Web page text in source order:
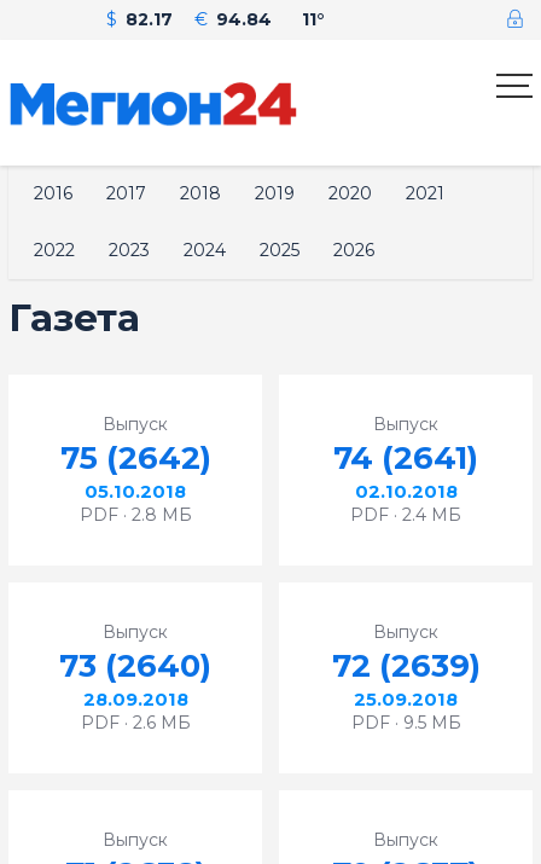
$ 82.17 € 94.84 11°
2016 2017 2018 2019 2020 2021
2022 2023 2024 2025 2026
Газета
Выпуск
75 (2642)
05.10.2018
PDF · 2.8 МБ
Выпуск
74 (2641)
02.10.2018
PDF · 2.4 МБ
Выпуск
73 (2640)
28.09.2018
PDF · 2.6 МБ
Выпуск
72 (2639)
25.09.2018
PDF · 9.5 МБ
Выпуск Выпуск